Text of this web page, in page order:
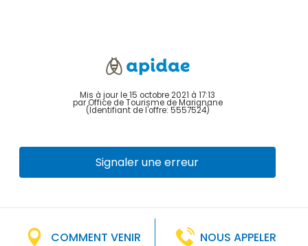
Mis à jour le 15 octobre 2021 à 17:13
par Office de Tourisme de Marignane
(Identifiant de l'offre: 5557524)
Signaler une erreur
COMMENT VENIR NOUS APPELER